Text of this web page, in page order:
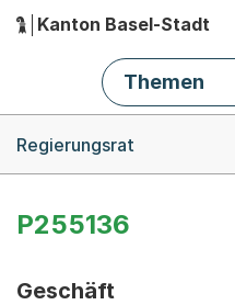
Hauptnavigation
Kanton Basel-Stadt
Themen
Regierungsrat
P255136
Geschäft